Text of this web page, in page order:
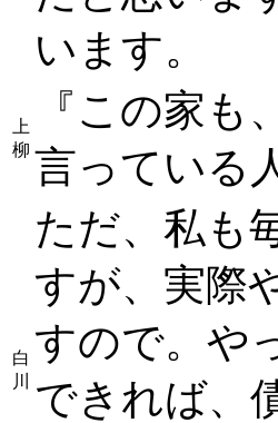
います。
上
柳
『この家
言っている
白
川
ただ、私も
すが、実際
すので。や
できれば、